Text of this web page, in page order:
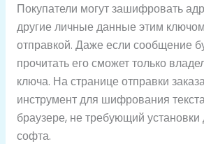
Покупатели могут зашифровать
другие личные данные этим
отправкой. Даже если сообщение
прочитать его сможет только
ключа. На странице отправки
инструмент для шифрования
браузере, не требующий установки
софта.